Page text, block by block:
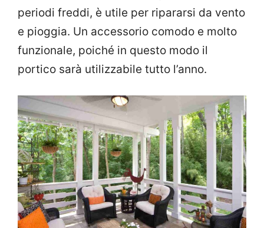
periodi freddi, è utile per ripararsi da vento
e pioggia. Un accessorio comodo e molto
funzionale, poiché in questo modo il
portico sarà utilizzabile tutto l’anno.